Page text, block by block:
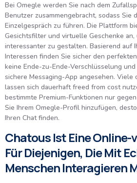
Bei Omegle werden Sie nach dem
Benutzer zusammengebracht, sodass Sie
Einzelgespräch zu führen. Die Plattform
Gesichtsfilter und virtuelle Geschenke an,
interessanter zu gestalten. Basierend auf
Interessen finden Sie sicher den
keine Ende-zu-Ende-Verschlüsselung
sichere Messaging-App angesehen. Viele
lassen sich dauerhaft freed from cost
bestimmte Premium-Funktionen nur
Sie Ihrem Omegle-Profil hinzufügen,
Ihren Chat finden.
Chatous Ist Eine
Für Diejenigen, Die Mit
Menschen Interagieren